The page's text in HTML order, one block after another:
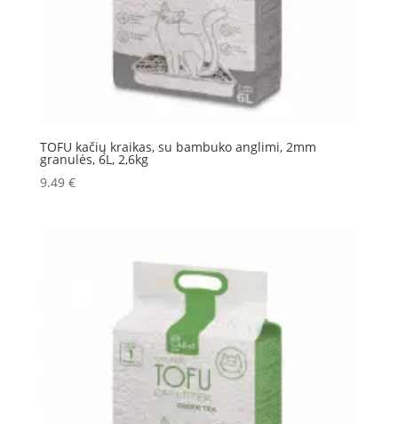
TOFU kačių kraikas, su bambuko anglimi, 2mm
granulės, 6L, 2,6kg
9.49 €